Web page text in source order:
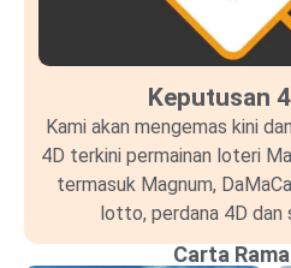
Keputusan
Kami akan mengemas kini
4D terkini permainan loteri
termasuk Magnum,
lotto, perdana 4D dan
Carta